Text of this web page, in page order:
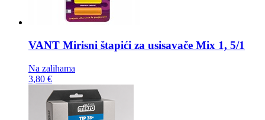
VANT Mirisni štapići za usisavače Mix 1, 5/1
Na zalihama
3,80 €